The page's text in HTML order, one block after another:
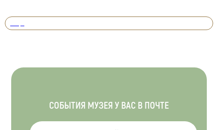
СОБЫТИЯ МУЗЕЯ У ВАС В ПОЧТЕ